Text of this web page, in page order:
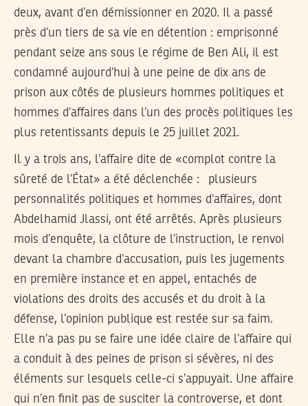
deux, avant d’en démissionner en 2020. Il a passé
près d’un tiers de sa vie en détention : emprisonné
pendant seize ans sous le régime de Ben Ali, il est
condamné aujourd’hui à une peine de dix ans de
prison aux côtés de plusieurs hommes politiques et
hommes d’affaires dans l’un des procès politiques les
plus retentissants depuis le 25 juillet 2021.
Il y a trois ans, l’affaire dite de «complot contre la
sûreté de l’État» a été déclenchée : plusieurs
personnalités politiques et hommes d’affaires, dont
Abdelhamid Jlassi, ont été arrêtés. Après plusieurs
mois d’enquête, la clôture de l’instruction, le renvoi
devant la chambre d’accusation, puis les jugements
en première instance et en appel, entachés de
violations des droits des accusés et du droit à la
défense, l’opinion publique est restée sur sa faim.
Elle n’a pas pu se faire une idée claire de l’affaire qui
a conduit à des peines de prison si sévères, ni des
éléments sur lesquels celle-ci s’appuyait. Une affaire
qui n’en finit pas de susciter la controverse, et dont